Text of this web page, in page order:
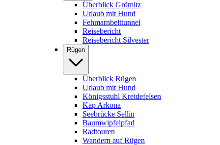
Überblick Grömitz
Urlaub mit Hund
Fehmarnbelttunnel
Reisebericht
Reisebericht Silvester
Rügen
Überblick Rügen
Urlaub mit Hund
Königsstuhl Kreidefelsen
Kap Arkona
Seebrücke Sellin
Baumwipfelpfad
Radtouren
Wandern auf Rügen